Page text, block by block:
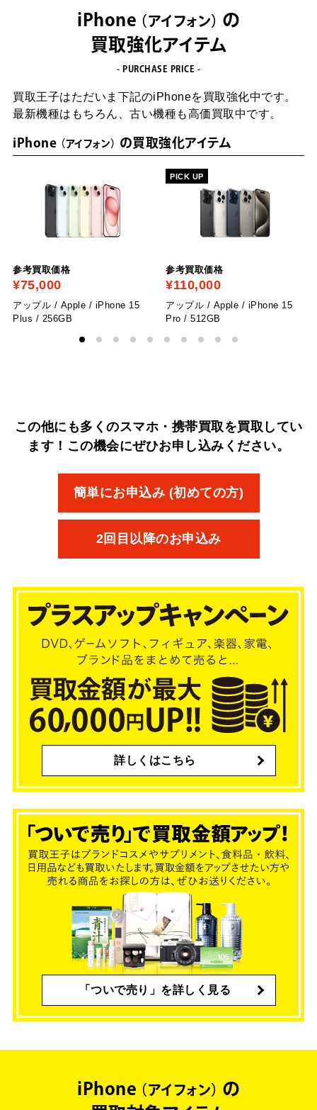
iPhone アイフォン
の
買取強化アイテム
- PURCHASE PRICE -
買取王子はただいま下記のiPhoneを買取強化中です。
最新機種はもちろん、古い機種も高価買取中です。
iPhone アイフォン の買取強化アイテム
参考買取価格
¥75,000
アップル / Apple / iPhone 15
Plus / 256GB
PICK UP
参考買取価格
¥110,000
アップル / Apple / iPhone 15
Pro / 512GB
この他にも多くのスマホ・携帯買取を買取してい
ます！ この機会にぜひお申し込みください。
簡単にお申込み (初めての方)
2回目以降のお申込み
詳しくはこちら
「ついで売り」を詳しく見る
iPhone アイフォン
の